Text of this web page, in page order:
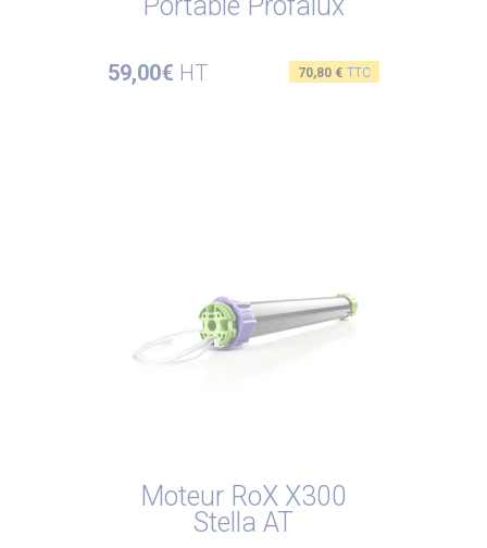
59,00€ HT Prix
70,80 € TTC
Moteur RoX X300
Stella AT